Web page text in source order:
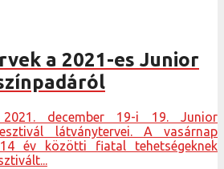
a 2021-es Junior
december 19-i 19. Junior
látványtervei. A vasárnap
év közötti fiatal tehetségeknek